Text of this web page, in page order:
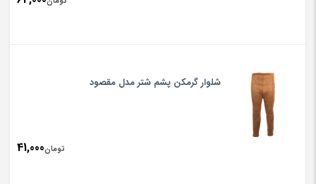
شلوار گرمکن پشم شتر مدل مقصود
تومان41,000